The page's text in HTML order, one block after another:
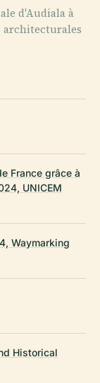
d'Audiala à
architecturales
France grâce à
UNICEM
Waymarking
Historical